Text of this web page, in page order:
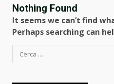
Nothing Found
It seems we can’t find
Perhaps searching can
Ricerca
per: